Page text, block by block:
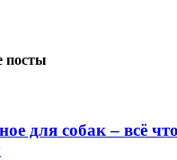
посты
для собак – всё